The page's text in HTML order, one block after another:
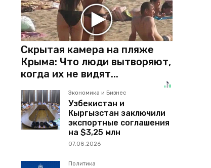
Скрытая камера на пляже
Крыма: Что люди вытворяют,
когда их не видят...
Экономика и Бизнес
Узбекистан и
Кыргызстан заключили
экспортные соглашения
на $3,25 млн
07.08.2026
Политика